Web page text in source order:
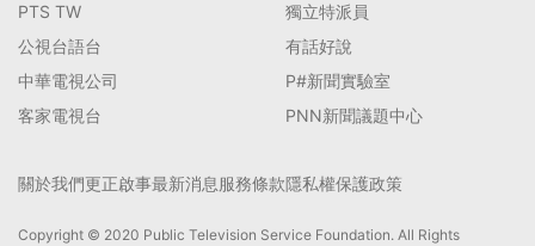
PTS TW
公視台語台
中華電視公司
客家電視台
獨立特派員
有話好說
P#新聞實驗室
PNN新聞議題中心
關於我們更正啟事最新消息服務條款隱私權保護政策
Copyright © 2020 Public Television Service Foundation. All Rights